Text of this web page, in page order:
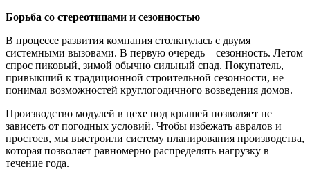
Борьба со стереотипами и сезонностью
В процессе развития компания столкнулась с двумя
системными вызовами. В первую очередь – сезонность. Летом
спрос пиковый, зимой обычно сильный спад. Покупатель,
привыкший к традиционной строительной сезонности, не
понимал возможностей круглогодичного возведения домов.
Производство модулей в цехе под крышей позволяет не
зависеть от погодных условий. Чтобы избежать авралов и
простоев, мы выстроили систему планирования производства,
которая позволяет равномерно распределять нагрузку в
течение года.